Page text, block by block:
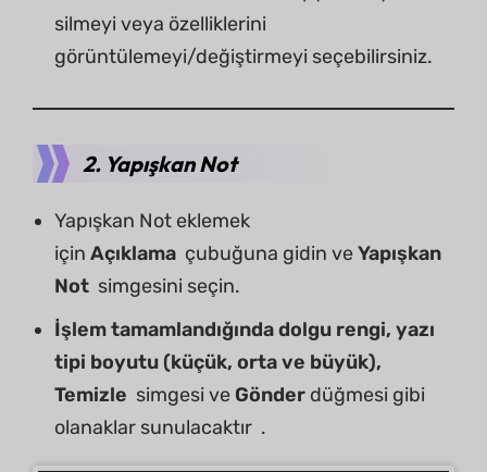
silmeyi veya özelliklerini
görüntülemeyi/değiştirmeyi seçebilirsiniz.
2. Yapışkan Not
Yapışkan Not eklemek
için Açıklama çubuğuna gidin veYapışkan
Not simgesini seçin.
İşlem tamamlandığında dolgu rengi, yazı
tipi boyutu (küçük, orta ve büyük),
Temizle simgesi ve Gönder düğmesi gibi
olanaklar sunulacaktır .